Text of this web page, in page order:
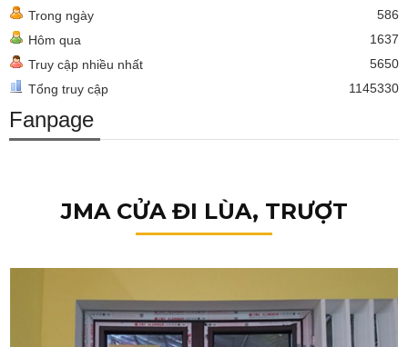
Trong ngày
586
Hôm qua
1637
Truy cập nhiều nhất
5650
Tổng truy cập
1145330
Fanpage
JMA CỬA ĐI LÙA, TRƯỢT